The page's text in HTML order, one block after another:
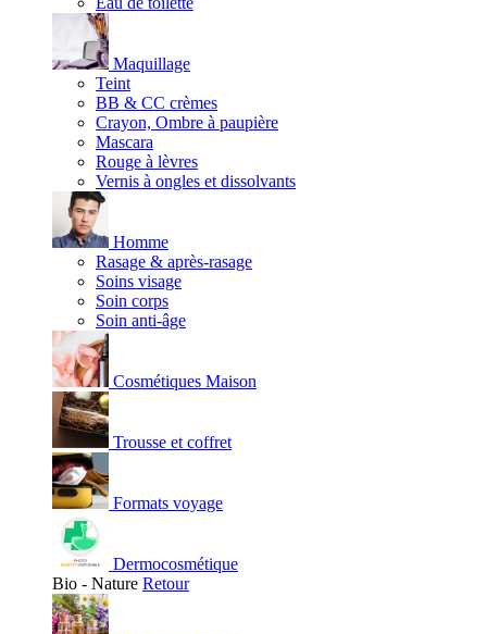
Maquillage
Teint
BB & CC crèmes
Crayon, Ombre à paupière
Mascara
Rouge à lèvres
Vernis à ongles et dissolvants
Homme
Rasage & après-rasage
Soins visage
Soin corps
Soin anti-âge
Cosmétiques Maison
Trousse et coffret
Formats voyage
Dermocosmétique
Bio - Nature Retour